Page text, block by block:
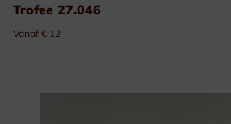
Trofee 27.046
Vanaf € 12